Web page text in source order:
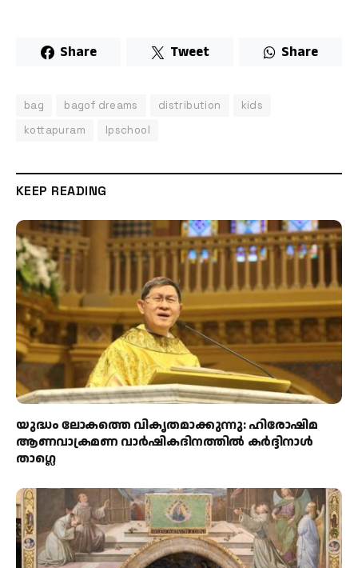
Share Tweet Share
bag bagof dreams distribution
kids
kottapuram
lpschool
KEEP READING
യുദ്ധം ലോകത്തെ വികൃതമാക്കുന്നു: ഹിരോഷിമ
ആണവാക്രമണ വാർഷികദിനത്തിൽ കർദ്ദിനാൾ
താഗ്ലെ